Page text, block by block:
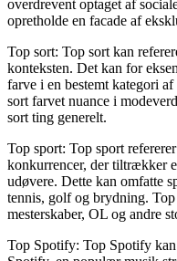
overdrevent optaget af
opretholde en facade af
Top sort: Top sort kan
konteksten. Det kan for
farve i en bestemt kategori
sort farvet nuance i
sort ting generelt.
Top sport: Top sport
konkurrencer, der tiltrækker
udøvere. Dette kan omfatte
tennis, golf og brydning.
mesterskaber, OL og andre
Top Spotify: Top Spotify